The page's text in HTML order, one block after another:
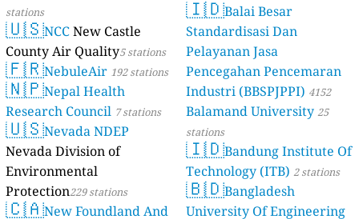
🇮🇩Balai Besar
Standardisasi Dan
Pelayanan Jasa
Pencegahan Pencemaran
Industri (BBSPJPPI) 4152
stations
Balamand University25
stations
🇮🇩Bandung Institute Of
Technology (ITB) 2 stations
🇧🇩Bangladesh
University Of Engineering
stations
🇺🇸NCCNew Castle
County Air Quality5 stations
🇫🇷NebuleAir 192 stations
🇳🇵Nepal Health
Research Council 7 stations
🇺🇸Nevada NDEP
Nevada Division of
Environmental
Protection229 stations
🇨🇦New Foundland And